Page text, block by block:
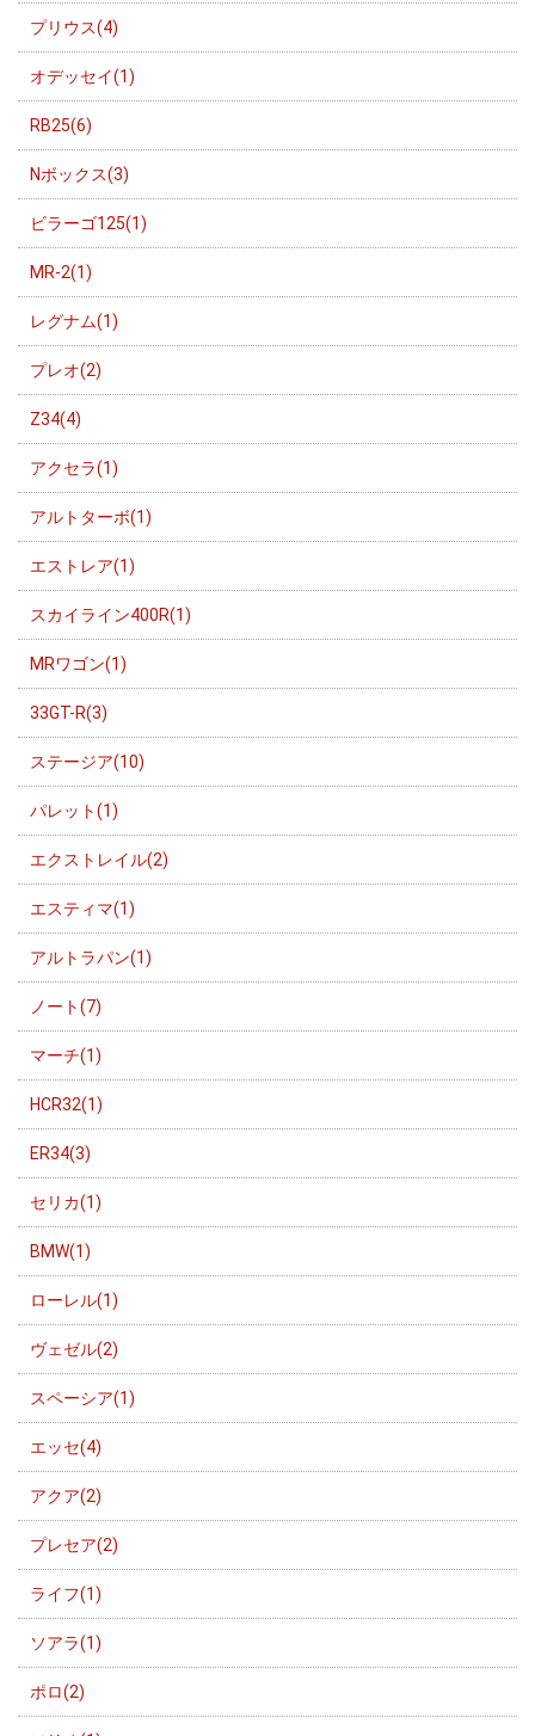
プリウス(4)
オデッセイ(1)
RB25(6)
Nボックス(3)
ビラーゴ125(1)
MR-2(1)
レグナム(1)
プレオ(2)
Z34(4)
アクセラ(1)
アルトターボ(1)
エストレア(1)
スカイライン400R(1)
MRワゴン(1)
33GT-R(3)
ステージア(10)
パレット(1)
エクストレイル(2)
エスティマ(1)
アルトラパン(1)
ノート(7)
マーチ(1)
HCR32(1)
ER34(3)
セリカ(1)
BMW(1)
ローレル(1)
ヴェゼル(2)
スペーシア(1)
エッセ(4)
アクア(2)
プレセア(2)
ライフ(1)
ソアラ(1)
ポロ(2)